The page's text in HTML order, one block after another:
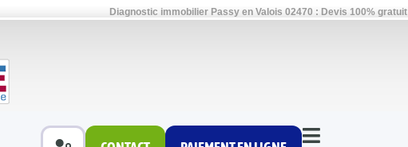
Diagnostic immobilier Passy en Valois 02470 : Devis 100% gratuit